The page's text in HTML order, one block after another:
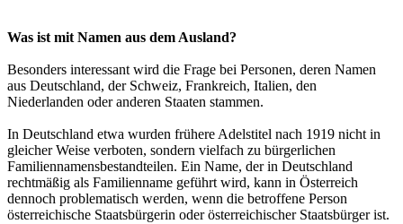
Was ist mit Namen aus dem Ausland?
Besonders interessant wird die Frage bei Personen, deren Namen
aus Deutschland, der Schweiz, Frankreich, Italien, den
Niederlanden oder anderen Staaten stammen.
In Deutschland etwa wurden frühere Adelstitel nach 1919 nicht in
gleicher Weise verboten, sondern vielfach zu bürgerlichen
Familiennamensbestandteilen. Ein Name, der in Deutschland
rechtmäßig als Familienname geführt wird, kann in Österreich
dennoch problematisch werden, wenn die betroffene Person
österreichische Staatsbürgerin oder österreichischer Staatsbürger ist.